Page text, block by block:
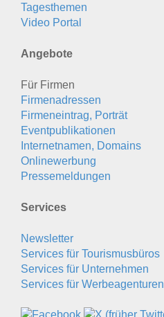
Tagesthemen
Video Portal
Angebote
Für Firmen
Firmenadressen
Firmeneintrag, Porträt
Eventpublikationen
Internetnamen, Domains
Onlinewerbung
Pressemeldungen
Services
Newsletter
Services für Tourismusbüros
Services für Unternehmen
Services für Werbeagenturen